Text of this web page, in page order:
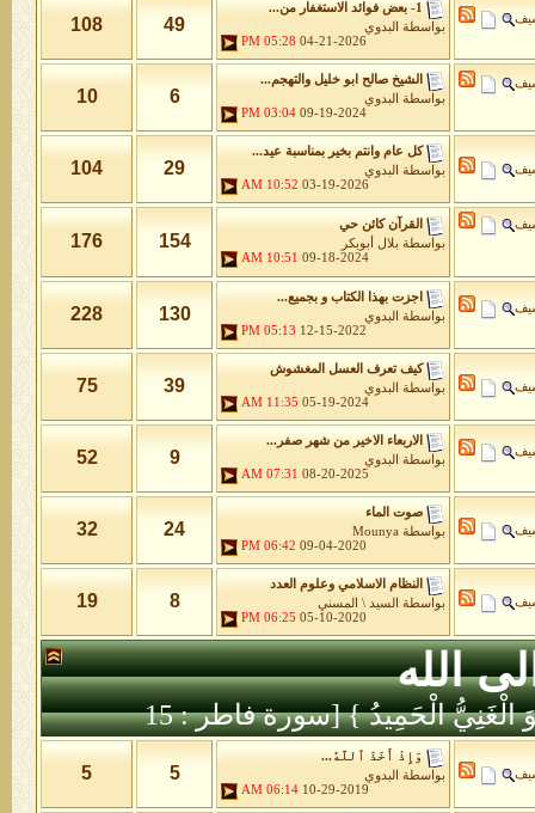
1- بعض فوائد الاستغفار من...
بواسطة
البدوي
04-21-2026
05:28 PM
49
108
الشيخ صالح ابو خليل والتهجم...
بواسطة
البدوي
09-19-2024
03:04 PM
6
10
كل عام وانتم بخير بمناسبة عيد...
بواسطة
البدوي
03-19-2026
10:52 AM
29
104
القرآن كائن حي
بواسطة بلال أبوبكر
09-18-2024
10:51 AM
154
176
اجزت بهذا الكتاب و بجميع...
بواسطة
البدوي
12-15-2022
05:13 PM
130
228
كيف تعرف العسل المغشوش
بواسطة
البدوي
05-19-2024
11:35 AM
39
75
الاربعاء الاخير من شهر صفر...
بواسطة
البدوي
08-20-2025
07:31 AM
9
52
صوت الماء
بواسطة Mounya
09-04-2020
06:42 PM
24
32
النظام الاسلامي وعلوم العدد
بواسطة
السيد \ المسني
05-10-2020
06:25 PM
8
19
الله
الْغَنِيُّ الْحَمِيدُ } [سورة فاطر : 15
وَإِذْ أَخَذَ ٱللَّهُ...
بواسطة
البدوي
10-29-2019
06:14 AM
5
5